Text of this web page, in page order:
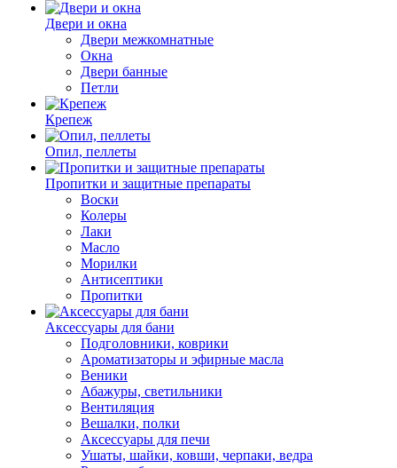
Двери и окна
Двери межкомнатные
Окна
Двери банные
Петли
Крепеж
Опил, пеллеты
Пропитки и защитные препараты
Воски
Колеры
Лаки
Масло
Морилки
Антисептики
Пропитки
Аксессуары для бани
Подголовники, коврики
Ароматизаторы и эфирные масла
Веники
Абажуры, светильники
Вентиляция
Вешалки, полки
Аксессуары для печи
Ушаты, шайки, ковши, черпаки, ведра